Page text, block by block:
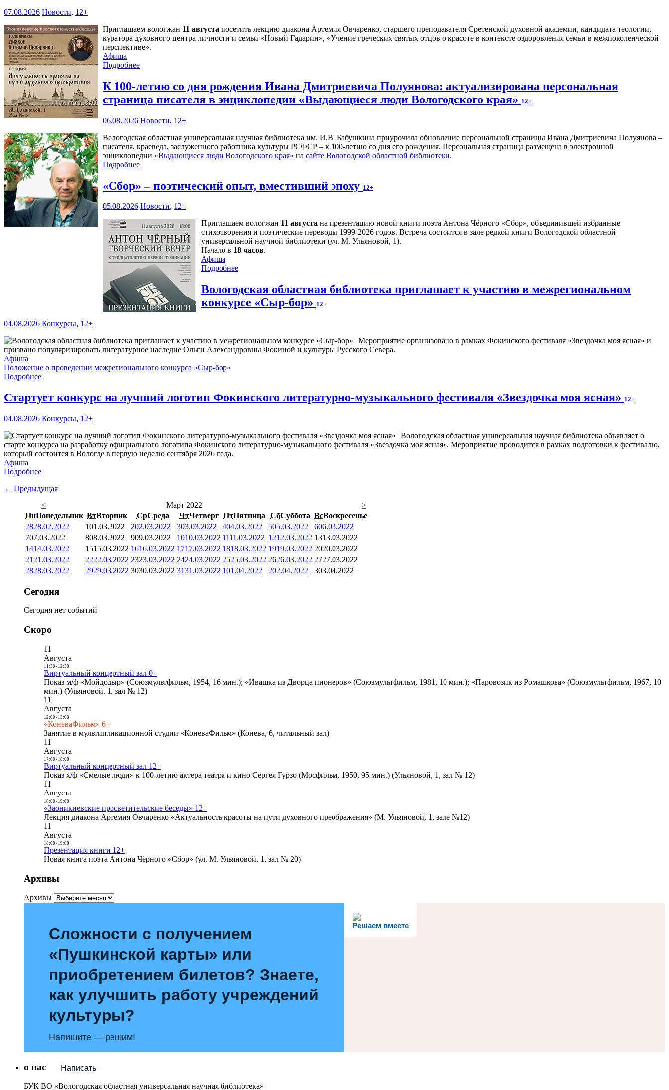
07.08.2026 Новости, 12+
Приглашаем вологжан 11 августа посетить лекцию диакона Артемия Овчаренко, старшего преподавателя Сретенской духовной академии, кандидата теологии,
куратора духовного центра личности и семьи «Новый Гадарин», «Учение греческих святых отцов о красоте в контексте оздоровления семьи в межпоколенческой
перспективе».
Афиша
Подробнее
К 100-летию со дня рождения Ивана Дмитриевича Полуянова: актуализирована персональная
страница писателя в энциклопедии «Выдающиеся люди Вологодского края» 12+
06.08.2026 Новости, 12+
Вологодская областная универсальная научная библиотека им. И.В. Бабушкина приурочила обновление персональной страницы Ивана Дмитриевича Полуянова –
писателя, краеведа, заслуженного работника культуры РСФСР – к 100‑летию со дня его рождения. Персональная страница размещена в электронной
энциклопедии «Выдающиеся люди Вологодского края» на сайте Вологодской областной библиотеки.
Подробнее
«Сбор» – поэтический опыт, вместивший эпоху 12+
05.08.2026 Новости, 12+
Приглашаем вологжан 11 августа на презентацию новой книги поэта Антона Чёрного «Сбор», объединившей избранные
стихотворения и поэтические переводы 1999-2026 годов. Встреча состоится в зале редкой книги Вологодской областной
универсальной научной библиотеки (ул. М. Ульяновой, 1).
Начало в 18 часов.
Афиша
Подробнее
Вологодская областная библиотека приглашает к участию в межрегиональном
конкурсе «Сыр-бор» 12+
04.08.2026 Конкурсы, 12+
Мероприятие организовано в рамках Фокинского фестиваля «Звездочка моя ясная» и
призвано популяризировать литературное наследие Ольги Александровны Фокиной и культуры Русского Севера.
Афиша
Положение о проведении межрегионального конкурса «Сыр-бор»
Подробнее
Стартует конкурс на лучший логотип Фокинского литературно-музыкального фестиваля «Звездочка моя ясная» 12+
04.08.2026 Конкурсы, 12+
Вологодская областная универсальная научная библиотека объявляет о
старте конкурса на разработку официального логотипа Фокинского литературно-музыкального фестиваля «Звездочка моя ясная». Мероприятие проводится в рамках подготовки к фестивалю,
который состоится в Вологде в первую неделю сентября 2026 года.
Афиша
Подробнее
← Предыдущая
<
Март 2022
>
ПнПонедельник ВтВторник СрСреда ЧтЧетверг ПтПятница СбСуббота ВсВоскресенье
2828.02.2022 101.03.2022 202.03.2022 303.03.2022 404.03.2022 505.03.2022 606.03.2022
707.03.2022 808.03.2022 909.03.2022 1010.03.2022 1111.03.2022 1212.03.2022 1313.03.2022
1414.03.2022 1515.03.2022 1616.03.2022 1717.03.2022 1818.03.2022 1919.03.2022 2020.03.2022
21 21.03.2022 2222.03.2022 2323.03.2022 2424.03.2022 2525.03.2022 2626.03.2022 2727.03.2022
2828.03.2022 2929.03.2022 3030.03.2022 3131.03.2022 101.04.2022 202.04.2022 303.04.2022
Сегодня
Сегодня нет событий
Скоро
11
Августа
11:30- 12:30
Виртуальный концертный зал 0+
Показ м/ф «Мойдодыр» (Союзмультфильм, 1954, 16 мин.); «Ивашка из Дворца пионеров» (Союзмультфильм, 1981, 10 мин.); «Паровозик из Ромашкова» (Союзмультфильм, 1967, 10
мин.) (Ульяновой, 1, зал № 12)
11
Августа
12:00- 13:00
«КоневаФильм» 6+
Занятие в мультипликационной студии «КоневаФильм» (Конева, 6, читальный зал)
11
Августа
17:00- 18:00
Виртуальный концертный зал 12+
Показ х/ф «Смелые люди» к 100-летию актера театра и кино Сергея Гурзо (Мосфильм, 1950, 95 мин.) (Ульяновой, 1, зал № 12)
11
Августа
18:00- 19:00
«Заоникиевские просветительские беседы» 12+
Лекция диакона Артемия Овчаренко «Актуальность красоты на пути духовного преображения» (М. Ульяновой, 1, зале №12)
11
Августа
18:00- 19:00
Презентация книги 12+
Новая книга поэта Антона Чёрного «Сбор» (ул. М. Ульяновой, 1, зал № 20)
Архивы
Архивы
Решаем вместе
Сложности с получением
«Пушкинской карты» или
приобретением билетов? Знаете,
как улучшить работу учреждений
культуры?
Напишите — решим!
Написать
о нас
БУК ВО «Вологодская областная универсальная научная библиотека»